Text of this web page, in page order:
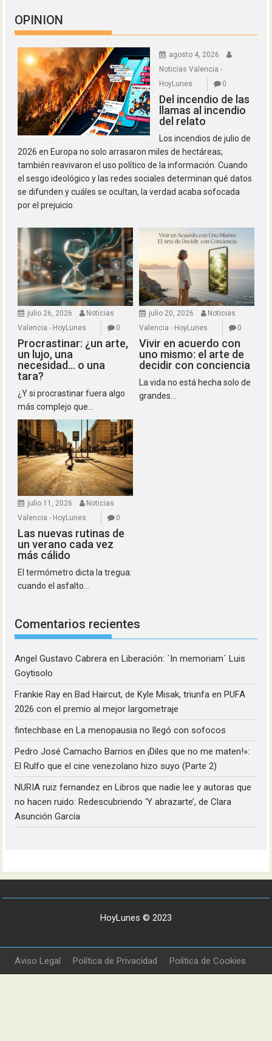
OPINION
agosto 4, 2026
Noticias Valencia -
HoyLunes
0
Del incendio de las
llamas al incendio
del relato
Los incendios de julio de
2026 en Europa no solo arrasaron miles de hectáreas;
también reavivaron el uso político de la información. Cuando
el sesgo ideológico y las redes sociales determinan qué datos
se difunden y cuáles se ocultan, la verdad acaba sofocada
por el prejuicio.
julio 26, 2026
Noticias
Valencia - HoyLunes
0
Procrastinar: ¿un arte,
un lujo, una
necesidad… o una
tara?
¿Y si procrastinar fuera algo
más complejo que...
julio 20, 2026
Noticias
Valencia - HoyLunes
0
Vivir en acuerdo con
uno mismo: el arte de
decidir con conciencia
La vida no está hecha solo de
grandes...
julio 11, 2026
Noticias
Valencia - HoyLunes
0
Las nuevas rutinas de
un verano cada vez
más cálido
El termómetro dicta la tregua:
cuando el asfalto...
Comentarios recientes
Angel Gustavo Cabrera enLiberación: ´In memoriam´ Luis
Goytisolo
Frankie Ray enBad Haircut, de Kyle Misak, triunfa en PUFA
2026 con el premio al mejor largometraje
fintechbase enLa menopausia no llegó con sofocos
Pedro José Camacho Barrios en¡Diles que no me maten!»:
El Rulfo que el cine venezolano hizo suyo (Parte 2)
NURIA ruiz fernandez enLibros que nadie lee y autoras que
no hacen ruido: Redescubriendo ‘Y abrazarte’, de Clara
Asunción García
HoyLunes © 2023
Aviso Legal Política de Privacidad Política de Cookies